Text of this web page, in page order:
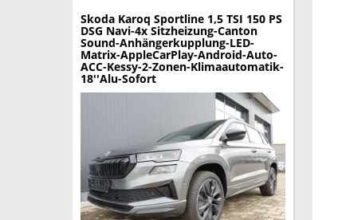
Skoda Karoq Sportline 1,5 TSI 150 PS
DSG Navi-4x Sitzheizung-Canton
Sound-Anhängerkupplung-LED-
Matrix-AppleCarPlay-Android-Auto-
ACC-Kessy-2-Zonen-Klimaautomatik-
18''Alu-Sofort